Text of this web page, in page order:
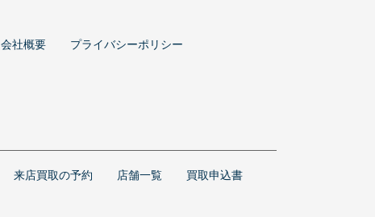
会社概要 プライバシーポリシー
来店買取の予約 店舗一覧 買取申込書